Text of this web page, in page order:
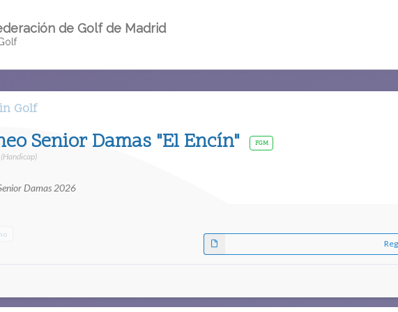
de Golf de Madrid
Golf
Senior Damas "El Encín" FGM
Damas 2026